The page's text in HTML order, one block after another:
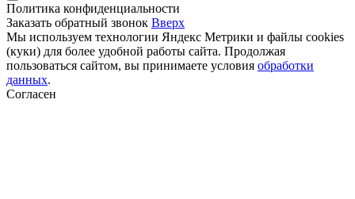
Политика конфиденциальности
Заказать обратный звонок Вверх
Мы используем технологии Яндекс Метрики и файлы cookies
(куки) для более удобной работы сайта. Продолжая
пользоваться сайтом, вы принимаете условия обработки
данных.
Согласен